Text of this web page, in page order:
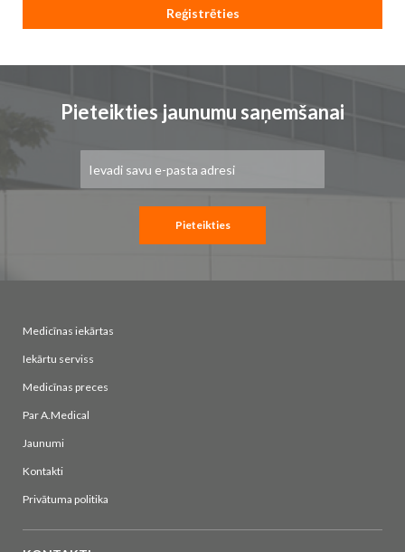
Reģistrēties
Pieteikties jaunumu saņemšanai
saņemšanai:
Pieteikties
Medicīnas iekārtas
Iekārtu serviss
Medicīnas preces
Par A.Medical
Jaunumi
Kontakti
Privātuma politika